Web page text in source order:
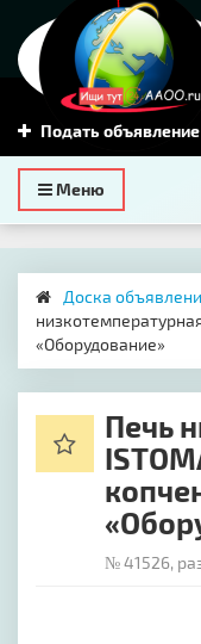
Подать объявление
Toggle
navigation
Меню
Доска
«Оборудование»
Печь
№ 41526,